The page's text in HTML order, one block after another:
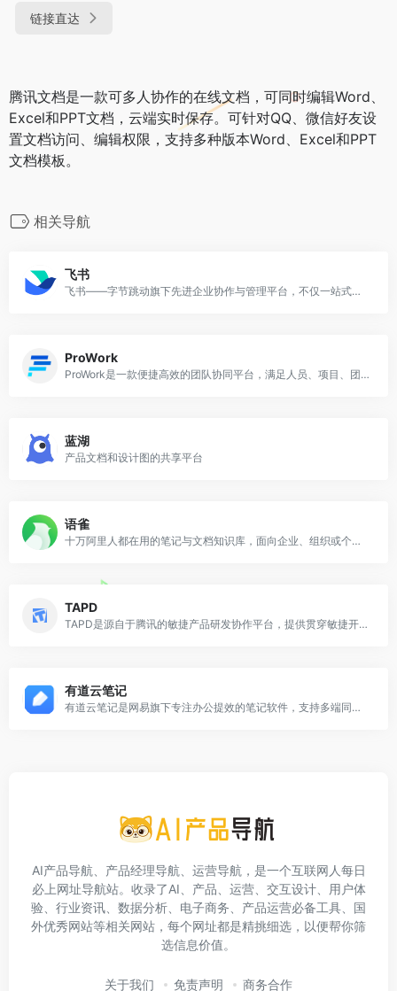
链接直达
腾讯文档是一款可多人协作的在线文档，可同时编辑Word、
Excel和PPT文档，云端实时保存。可针对QQ、微信好友设
置文档访问、编辑权限，支持多种版本Word、Excel和PPT
文档模板。
相关导航
飞书
飞书——字节跳动旗下先进企业协作与管理平台，不仅一站式整合及时沟通、智能日历、音视频会议、飞书文档、云盘等办公协作套件，更提供飞书OKR、飞书招聘、飞书绩效等组织管理产品，让目标更清晰，信息流动更顺畅，每一个人工作更高效更愉悦。先进团队，先用飞书。
ProWork
ProWork是一款便捷高效的团队协同平台，满足人员、项目、团队等资源的状态同步和管理需求。
蓝湖
产品文档和设计图的共享平台
语雀
十万阿里人都在用的笔记与文档知识库，面向企业、组织或个人，提供全新的体系化知识管理，打造轻松流畅的工作协同。金融级数据安全、丰富的应用场景、强大的知识创作与管理，助力企业、个人轻松拥有云端知识库
TAPD
TAPD是源自于腾讯的敏捷产品研发协作平台，提供贯穿敏捷开发生命周期的一站式服务。覆盖从产品概念形成、产品规划、需求分析、项目规划和跟踪、质量测试到构建发布、用户反馈跟踪的产品研发全过程，提供了灵活的可定制化应用和强大的集成能力，帮助研发团队有效地管理需求、资源、进度和质量，规范和改进产品研发过程，提高研发效率和产品质量。
有道云笔记
有道云笔记是网易旗下专注办公提效的笔记软件，支持多端同步，用户可以随时随地对线上资料进行编辑、分享以及协同
AI产品导航、产品经理导航、运营导航，是一个互联网人每日
必上网址导航站。收录了AI、产品、运营、交互设计、用户体
验、行业资讯、数据分析、电子商务、产品运营必备工具、国
外优秀网站等相关网站，每个网址都是精挑细选，以便帮你筛
选信息价值。
关于我们 免责声明 商务合作